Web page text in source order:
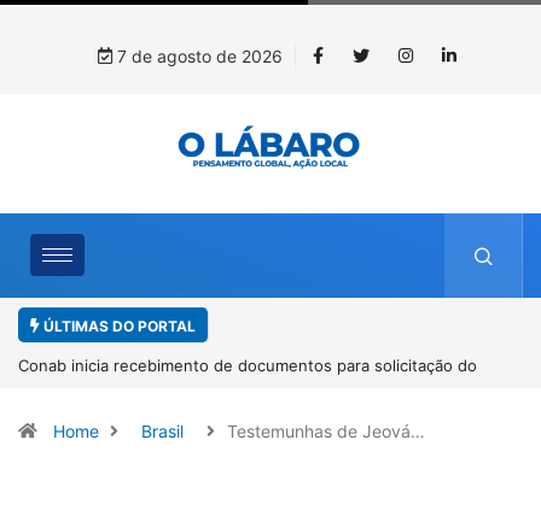
7 de agosto de 2026
ÚLTIMAS DO PORTAL
Workshop internacional debate futuro da piscicultura com
Home Brasil Testemunhas de Jeová…